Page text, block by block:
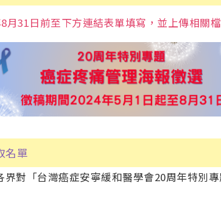
月31日前至下方連結表單填寫，並上傳相關檔
名單
界對「台灣癌症安寧緩和醫學會20周年特別